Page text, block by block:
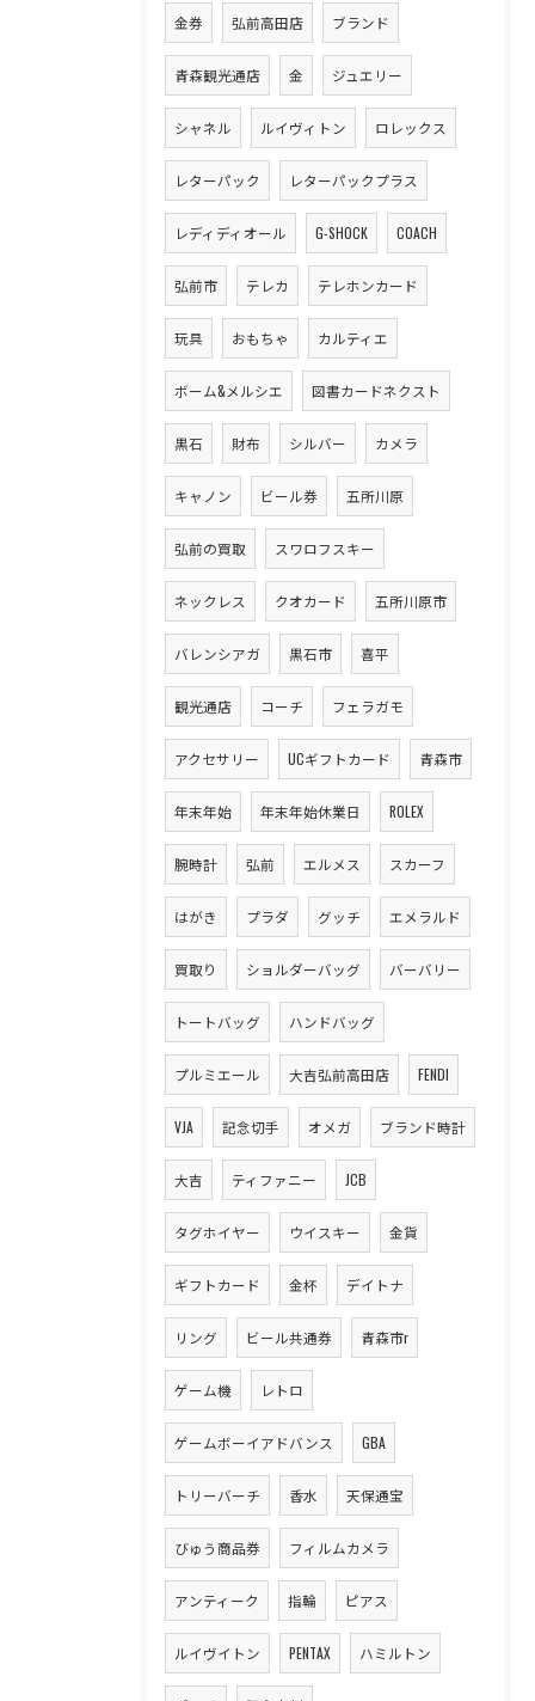
金券 弘前高田店 ブランド
青森観光通店 金 ジュエリー
シャネル ルイヴィトン ロレックス
レターパック レターパックプラス
レディディオール G-SHOCK COACH
弘前市 テレカ テレホンカード
玩具 おもちゃ カルティエ
ボーム&メルシエ 図書カードネクスト
黒石 財布 シルバー カメラ
キャノン ビール券 五所川原
弘前の買取 スワロフスキー
ネックレス クオカード 五所川原市
バレンシアガ 黒石市 喜平
観光通店 コーチ フェラガモ
アクセサリー UCギフトカード 青森市
年末年始 年末年始休業日 ROLEX
腕時計 弘前 エルメス スカーフ
はがき プラダ グッチ エメラルド
買取り ショルダーバッグ バーバリー
トートバッグ ハンドバッグ
プルミエール 大吉弘前高田店 FENDI
VJA 記念切手 オメガ ブランド時計
大吉 ティファニー JCB
タグホイヤー ウイスキー 金貨
ギフトカード 金杯 デイトナ
リング ビール共通券 青森市r
ゲーム機 レトロ
ゲームボーイアドバンス GBA
トリーバーチ 香水 天保通宝
びゅう商品券 フィルムカメラ
アンティーク 指輪 ピアス
ルイヴイトン PENTAX ハミルトン